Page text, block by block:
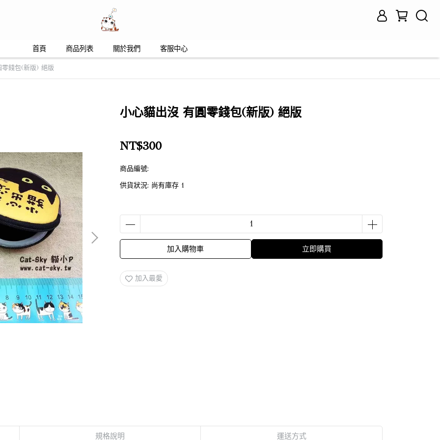
首頁 商品列表 關於我們 客服中心
錢包(新版) 絕版
小心貓出沒 有圓零錢包(新版) 絕版
NT$300
商品編號:
供貨狀況: 尚有庫存 1
加入購物車 立即購買
加入最愛
規格說明 運送方式